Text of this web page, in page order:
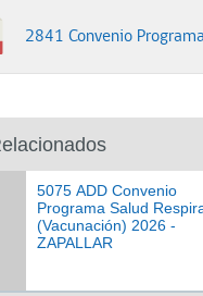
2841 Convenio
5075 ADD Convenio
Programa Salud
(Vacunación) 2026 -
ZAPALLAR